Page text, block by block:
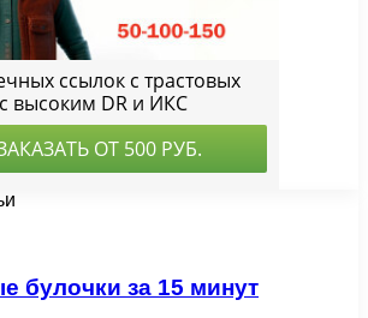
булочки за 15 минут